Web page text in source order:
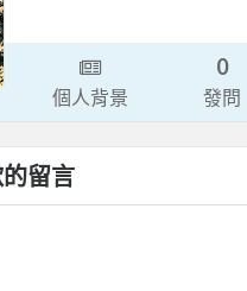
個人背景
0
發問
留言